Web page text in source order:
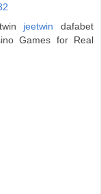
jeetwin dafabet
Games for Real